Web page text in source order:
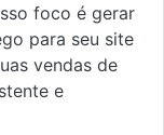
foco é gerar
para seu site
vendas de
e